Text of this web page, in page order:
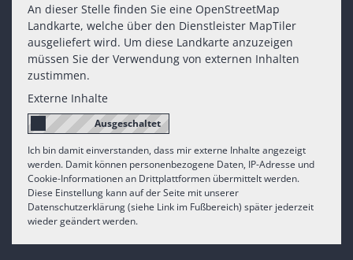
An dieser Stelle finden Sie eine OpenStreetMap
Landkarte, welche über den Dienstleister MapTiler
ausgeliefert wird. Um diese Landkarte anzuzeigen
müssen Sie der Verwendung von externen Inhalten
zustimmen.
Externe Inhalte
Ich bin damit einverstanden, dass mir externe Inhalte angezeigt
werden. Damit können personenbezogene Daten, IP-Adresse und
Cookie-Informationen an Drittplattformen übermittelt werden.
Diese Einstellung kann auf der Seite mit unserer
Datenschutzerklärung (siehe Link im Fußbereich) später jederzeit
wieder geändert werden.